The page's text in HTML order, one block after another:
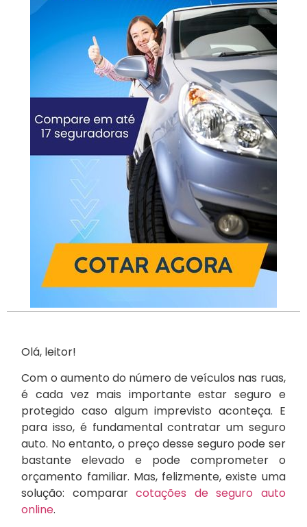
Olá, leitor!
Com o aumento do número de veículos nas ruas,
é cada vez mais importante estar seguro e
protegido caso algum imprevisto aconteça. E
para isso, é fundamental contratar um seguro
auto. No entanto, o preço desse seguro pode ser
bastante elevado e pode comprometer o
orçamento familiar. Mas, felizmente, existe uma
solução: compararcotações de seguro auto
online.